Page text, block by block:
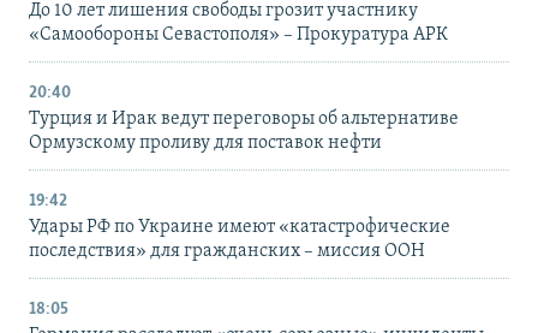
До 10 лет лишения свободы грозит участнику
«Самообороны Севастополя» – Прокуратура АРК
20:40
Турция и Ирак ведут переговоры об альтернативе
Ормузскому проливу для поставок нефти
19:42
Удары РФ по Украине имеют «катастрофические
последствия» для гражданских – миссия ООН
18:05